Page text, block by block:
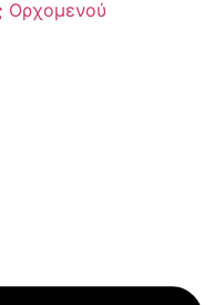
Ορχομενού